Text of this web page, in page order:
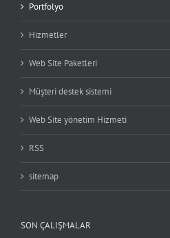
Portfolyo
Hizmetler
Web Site Paketleri
Müşteri destek sistemi
Web Site yönetim Hizmeti
RSS
sitemap
SON ÇALIŞMALAR